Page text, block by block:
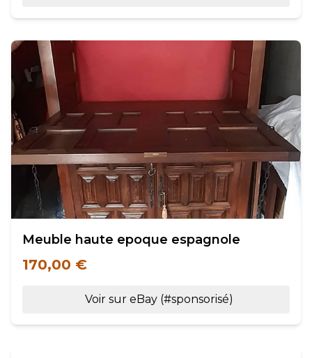
Meuble haute epoque espagnole
170,00 €
Voir sur eBay (#sponsorisé)